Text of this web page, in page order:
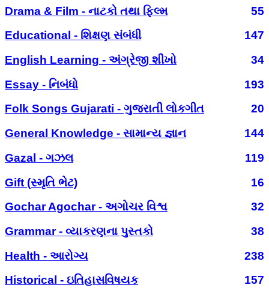
Drama & Film - નાટકો તથા ફિલ્મ
55
Educational - શિક્ષણ સંબંધી
147
English Learning - અંગ્રેજી શીખો
34
Essay - નિબંધો
193
Folk Songs Gujarati - ગુજરાતી લોકગીત
20
General Knowledge - સામાન્ય જ્ઞાન
144
Gazal - ગઝલ
119
Gift (સ્મૃતિ ભેટ)
16
Gochar Agochar - અગોચર વિશ્વ
32
Grammar - વ્યાકરણના પુસ્તકો
38
Health - આરોગ્ય
238
Historical - ઇતિહાસવિષયક
157